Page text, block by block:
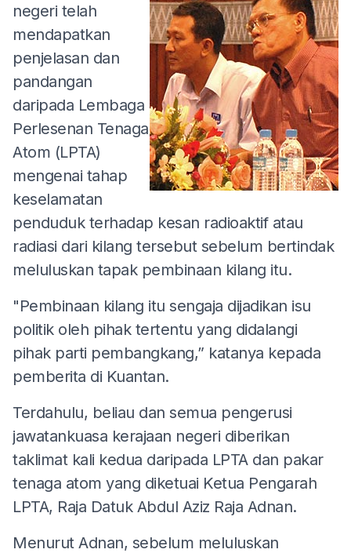
negeri telah
mendapatkan
penjelasan dan
pandangan
daripada Lembaga
Perlesenan Tenaga
Atom (LPTA)
mengenai tahap
keselamatan
penduduk terhadap kesan radioaktif atau
radiasi dari kilang tersebut sebelum bertindak
meluluskan tapak pembinaan kilang itu.
"Pembinaan kilang itu sengaja dijadikan isu
politik oleh pihak tertentu yang didalangi
pihak parti pembangkang,” katanya kepada
pemberita di Kuantan.
Terdahulu, beliau dan semua pengerusi
jawatankuasa kerajaan negeri diberikan
taklimat kali kedua daripada LPTA dan pakar
tenaga atom yang diketuai Ketua Pengarah
LPTA, Raja Datuk Abdul Aziz Raja Adnan.
Menurut Adnan, sebelum meluluskan